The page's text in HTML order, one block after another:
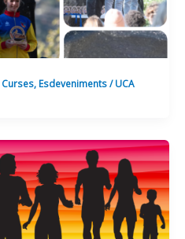
Curses, Esdeveniments/UCA